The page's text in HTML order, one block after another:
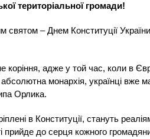
територіальної громади!
святом – Днем Конституції
коріння, адже у той час, коли в
монархія, українці вже
Орлика.
в Конституції, стануть
прийде до серця кожного